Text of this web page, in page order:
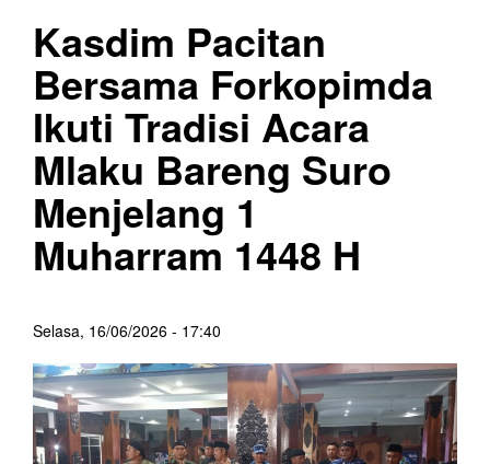
Kasdim Pacitan
Bersama Forkopimda
Ikuti Tradisi Acara
Mlaku Bareng Suro
Menjelang 1
Muharram 1448 H
Selasa, 16/06/2026 - 17:40